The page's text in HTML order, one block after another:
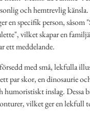
och hemtrevlig
en specifik person, såsom
vilket skapar en
ett meddelande.
med små, lekfulla
par skor, en dinosaurie
humoristiskt inslag. Dessa
vilket ger en lekfull